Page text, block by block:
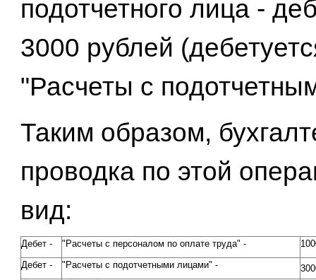
подотчетного лица -
3000 рублей
"Расчеты с
Таким образом,
проводка по этой
вид:
Дебет - "Расчеты с персоналом по оплате труда" -
Дебет -
"Расчеты с подотчетными лицами" -